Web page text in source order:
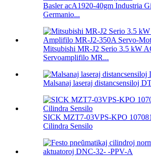
Basler acA1920-40gm Industria
Germanio...
Mitsubishi MR-J2 Serio 3.5 kW
Servoamplifilo MR...
Malsanaj laseraj distancsensiloj
SICK MZT7-03VPS-KPO
Cilindra Sensilo